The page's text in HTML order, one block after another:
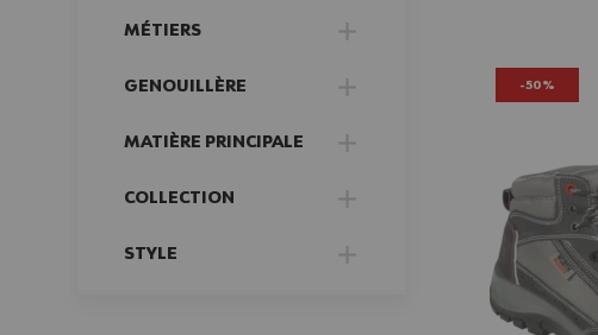
MÉTIERS
GENOUILLÈRE
MATIÈRE PRINCIPALE
COLLECTION
STYLE
-50%